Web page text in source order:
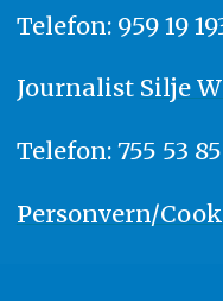
Telefon: 959 19
Journalist Silje
Telefon: 755 53
Personvern/